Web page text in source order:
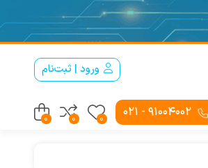
ورود | ثبت‌نام
91004002 - 021
0
0
0